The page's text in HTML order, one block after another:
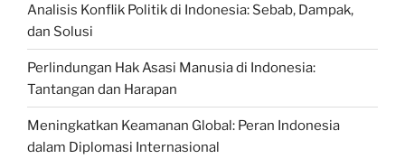
Analisis Konflik Politik di Indonesia: Sebab, Dampak,
dan Solusi
Perlindungan Hak Asasi Manusia di Indonesia:
Tantangan dan Harapan
Meningkatkan Keamanan Global: Peran Indonesia
dalam Diplomasi Internasional